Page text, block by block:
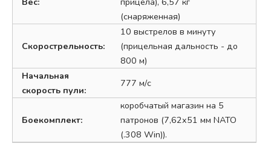
(снаряженная)
Скорострельность:
10 выстрелов в минуту
(прицельная дальность - до
800 м)
Начальная
скорость пули:
777 м/с
Боекомплект:
коробчатый магазин на 5
патронов (7,62x51 мм NATO
(.308 Win)).